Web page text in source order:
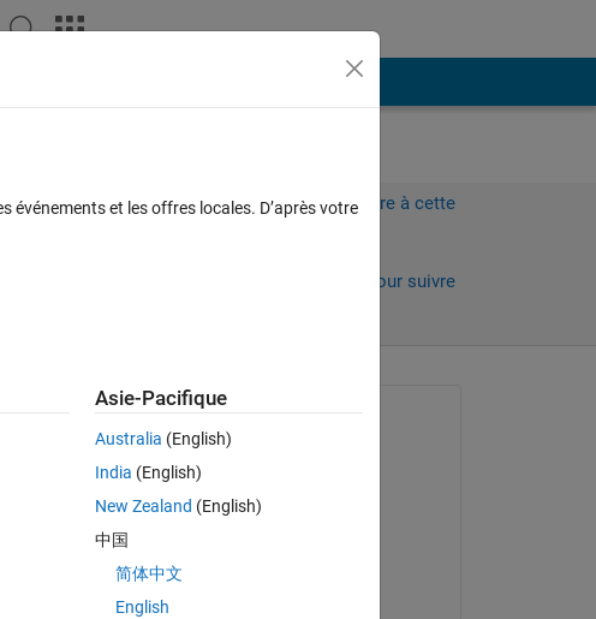
Connectez-vous pour répondre à cette
Connectez-vous pour suivre
plus anciens
Alfandias Saurena
le 10 Mar 2022
le 25 Juil 2023
et les offres locales. D’après votre
Asie-Pacifique
Australia (English)
India (English)
New Zealand (English)
中国
简体中文
English